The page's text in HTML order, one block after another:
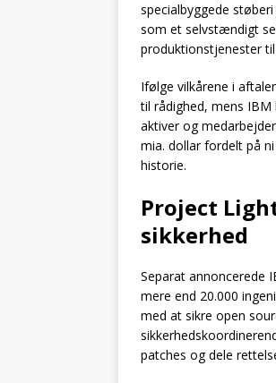
specialbyggede
som et selvstændigt
produktionstjenester
Ifølge vilkårene i
til rådighed, mens
aktiver og
mia. dollar fordelt på
historie.
Project
sikkerhed
Separat annoncerede
mere end 20.000
med at sikre open
patches og dele